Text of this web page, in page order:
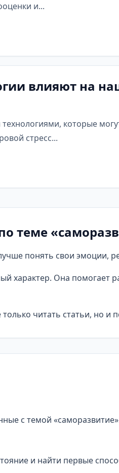
и...
влияют на
которые
стресс...
теме
понять свои эмоции,
характер. Она помогает
читать статьи, но и
с темой
и найти первые